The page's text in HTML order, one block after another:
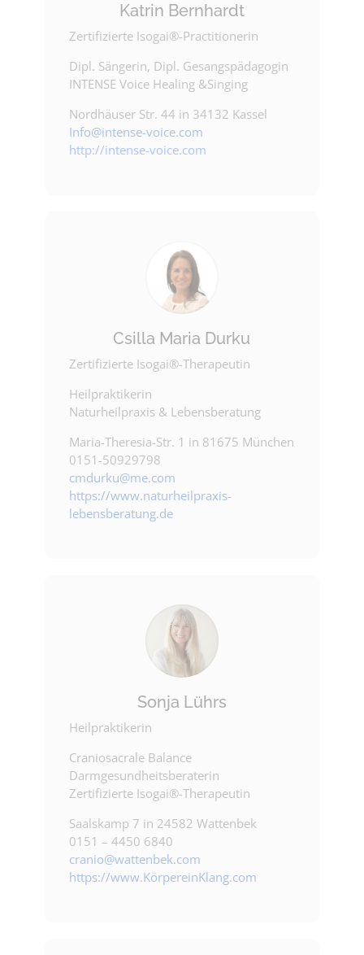
Katrin Bernhardt
Zertifizierte Isogai®-Practitionerin
Dipl. Sängerin, Dipl. Gesangspädagogin
INTENSE Voice Healing &Singing
Nordhäuser Str. 44 in 34132 Kassel
Info@intense-voice.com
http://intense-voice.com
Csilla Maria Durku
Zertifizierte Isogai®-Therapeutin
Heilpraktikerin
Naturheilpraxis & Lebensberatung
Maria-Theresia-Str. 1 in 81675 München
0151-50929798
cmdurku@me.com
https://www.naturheilpraxis-
lebensberatung.de
Sonja Lührs
Heilpraktikerin
Craniosacrale Balance
Darmgesundheitsberaterin
Zertifizierte Isogai®-Therapeutin
Saalskamp 7 in 24582 Wattenbek
0151 – 4450 6840
cranio@wattenbek.com
https://www.KörpereinKlang.com